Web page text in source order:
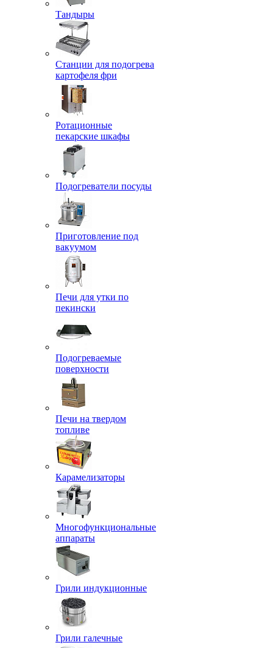
Тандыры
Станции для подогрева
картофеля фри
Ротационные
пекарские шкафы
Подогреватели посуды
Приготовление под
вакуумом
Печи для утки по
пекински
Подогреваемые
поверхности
Печи на твердом
топливе
Карамелизаторы
Многофункциональные
аппараты
Грили индукционные
Грили галечные